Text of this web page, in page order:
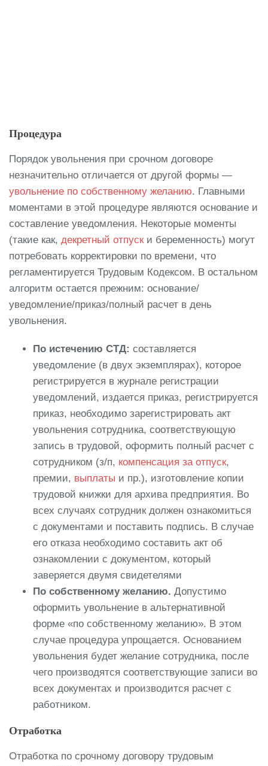
Процедура
Порядок увольнения при срочном договоре
незначительно отличается от другой формы —
увольнение по собственному желанию. Главными
моментами в этой процедуре являются основание и
составление уведомления. Некоторые моменты
(такие как, декретный отпуски беременность) могут
потребовать корректировки по времени, что
регламентируется Трудовым Кодексом. В остальном
алгоритм остается прежним: основание/
уведомление/приказ/полный расчет в день
увольнения.
По истечению СТД: составляется
уведомление (в двух экземплярах), которое
регистрируется в журнале регистрации
уведомлений, издается приказ, регистрируется
приказ, необходимо зарегистрировать акт
увольнения сотрудника, соответствующую
запись в трудовой, оформить полный расчет с
сотрудником (з/п, компенсация за отпуск,
премии, выплаты и пр.), изготовление копии
трудовой книжки для архива предприятия. Во
всех случаях сотрудник должен ознакомиться
с документами и поставить подпись. В случае
его отказа необходимо составить акт об
ознакомлении с документом, который
заверяется двумя свидетелями
По собственному желанию. Допустимо
оформить увольнение в альтернативной
форме «по собственному желанию». В этом
случае процедура упрощается. Основанием
увольнения будет желание сотрудника, после
чего производятся соответствующие записи во
всех документах и производится расчет с
работником.
Отработка
Отработка по срочному договору трудовым